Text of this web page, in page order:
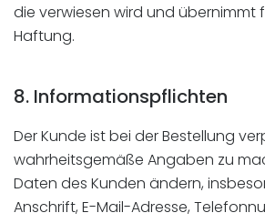
die verwiesen wird und übernimmt
Haftung.
8. Informationspflichten
Der Kunde ist bei der Bestellung
wahrheitsgemäße Angaben zu
Daten des Kunden ändern,
Anschrift, E-Mail-Adresse,